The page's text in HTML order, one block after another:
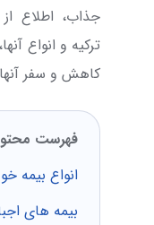
جذاب، اطلاع
ترکیه و انواع
کاهش و سفر آنها
فهرست
انواع بیمه
بیمه های